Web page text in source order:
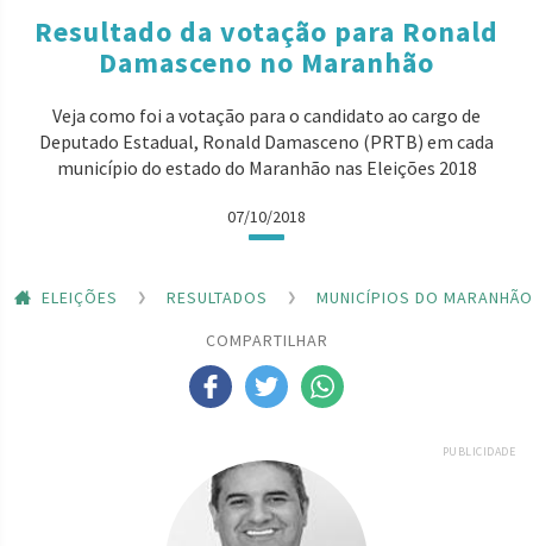
Resultado da votação para Ronald
Damasceno no Maranhão
Veja como foi a votação para o candidato ao cargo de
Deputado Estadual, Ronald Damasceno (PRTB) em cada
município do estado do Maranhão nas Eleições 2018
07/10/2018
ELEIÇÕES RESULTADOS
MUNICÍPIOS DO MARANHÃO
COMPARTILHAR
PUBLICIDADE